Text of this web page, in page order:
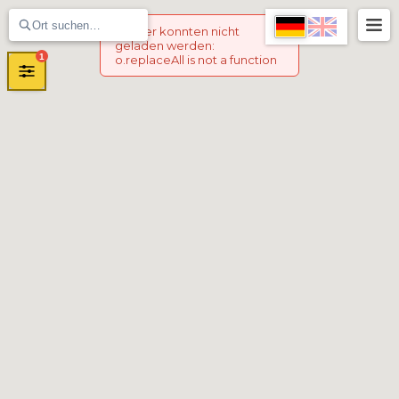
Marker konnten nicht
geladen werden:
o.replaceAll is not a function
1